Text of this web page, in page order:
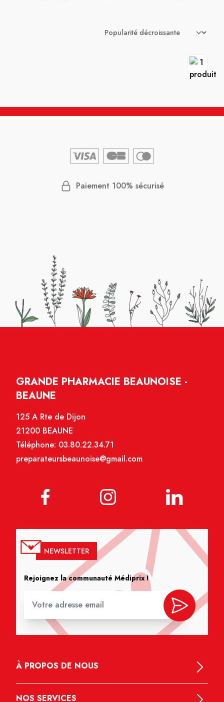
Paiement 100% sécurisé
GRANDE PHARMACIE BEAUNOISE -
BEAUNE
125 A Rte de Dijon
21200 BEAUNE
Téléphone: 03.80.22.34.71
preparateursbeaunoise@gmail.com
NEWSLETTER
Rejoignez la communauté Médiprix !
À PROPOS DE NOUS
NOS SERVICES